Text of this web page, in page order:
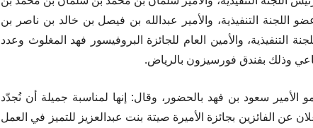
التنفيذية، والأمير عبدالله بن فيصل بن خالد بن ناصر بن
التنفيذية، والأمين العام للجائزة البروفيسور فهد المغلوث وعدد
وذلك بفندق فورسيزون بالرياض.
الأمير سعود بن فهد بالحضور، وقال: إنها لمناسبة جميلة أن نُجدّد
عن الفائزين بجائزة الأميرة صيتة بنت عبدالعزيز للتميز في العمل